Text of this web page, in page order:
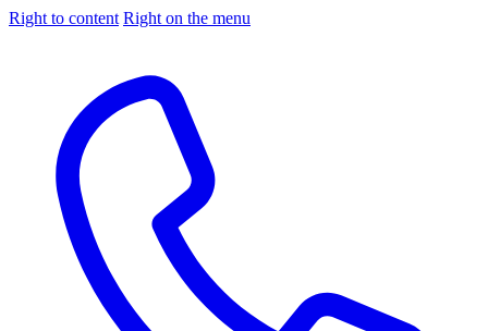
Right to content Right on the menu